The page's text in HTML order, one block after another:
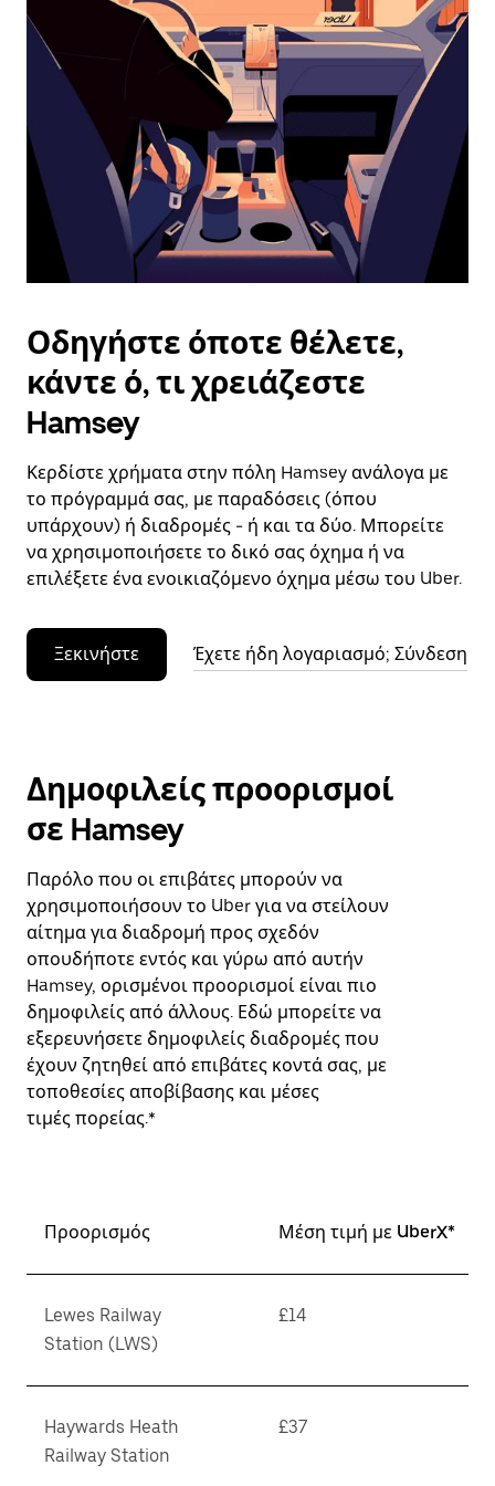
επιλέξετε
μια
ημερομηνία.
Πατήστε
πλήκτρο
escape
για
να
κλείσετε
ημερολόγιο.
Οδηγήστε όποτε θέλετε,
κάντε ό, τι χρειάζεστε
Hamsey
Κερδίστε χρήματα στην πόλη Hamsey ανάλογα με
το πρόγραμμά σας, με παραδόσεις (όπου
υπάρχουν) ή διαδρομές - ή και τα δύο. Μπορείτε
να χρησιμοποιήσετε το δικό σας όχημα ή να
επιλέξετε ένα ενοικιαζόμενο όχημα μέσω του Uber.
Ξεκινήστε Έχετε ήδη λογαριασμό; Σύνδεση
Δημοφιλείς προορισμοί
σε Hamsey
Παρόλο που οι επιβάτες μπορούν να
χρησιμοποιήσουν το Uber για να στείλουν
αίτημα για διαδρομή προς σχεδόν
οπουδήποτε εντός και γύρω από αυτήν
Hamsey, ορισμένοι προορισμοί είναι πιο
δημοφιλείς από άλλους. Εδώ μπορείτε να
εξερευνήσετε δημοφιλείς διαδρομές που
έχουν ζητηθεί από επιβάτες κοντά σας, με
τοποθεσίες αποβίβασης και μέσες
τιμές πορείας.*
Προορισμός Μέση τιμή με UberX*
Lewes Railway
Station (LWS)
£14
Haywards Heath
Railway Station
£37